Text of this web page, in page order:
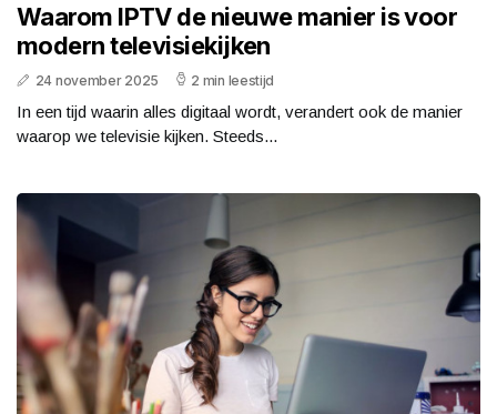
Waarom IPTV de nieuwe manier is voor
modern televisiekijken
24 november 2025 2 min leestijd
In een tijd waarin alles digitaal wordt, verandert ook de manier
waarop we televisie kijken. Steeds...